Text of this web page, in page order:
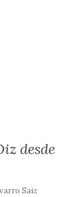
desde
Saiz